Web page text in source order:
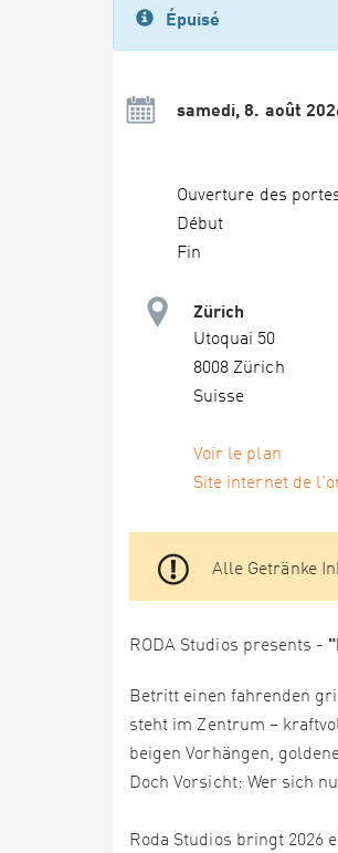
Épuisé
samedi, 8. août
Ouverture des
Début
Fin
Zürich
Utoquai 50
8008 Zürich
Suisse
Voir le plan
Site internet de
Alle Getränke
RODA Studios presents -
Betritt einen fahrenden
steht im Zentrum –
beigen Vorhängen,
Doch Vorsicht: Wer sich
Roda Studios bringt 2026